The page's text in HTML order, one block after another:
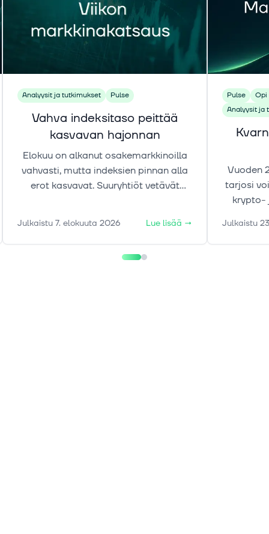
Analyysit ja tutkimukset Pulse
Vahva indeksitaso peittää
kasvavan hajonnan
Elokuu on alkanut osakemarkkinoilla
vahvasti, mutta indeksien pinnan alla
erot kasvavat. Suuryhtiöt vetävät
Julkaistu 7. elokuuta 2026 Lue lisää →
Pulse
Opi
Analyysit ja
Vuoden
tarjosi
krypto-
Julkaistu